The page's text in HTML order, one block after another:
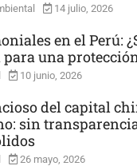
14 julio, 2026
en el Perú:
para una
10 junio, 2026
del capital
sin
26 mayo, 2026